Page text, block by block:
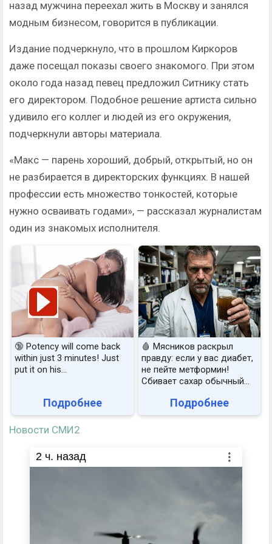
назад мужчина переехал жить в Москву и занялся
модным бизнесом, говорится в публикации.
Издание подчеркнуло, что в прошлом Киркоров
даже посещал показы своего знакомого. При этом
около года назад певец предложил Ситнику стать
его директором. Подобное решение артиста сильно
удивило его коллег и людей из его окружения,
подчеркнули авторы материала.
«Макс — парень хороший, добрый, открытый, но он
не разбирается в директорских функциях. В нашей
профессии есть множество тонкостей, которые
нужно осваивать годами», — рассказал журналистам
один из знакомых исполнителя.
🔞 Potency will come back
within just 3 minutes! Just
put it on his…
Подробнее
🩸 Мясников раскрыл
правду: если у вас диабет,
не пейте метформин!
Сбивает сахар обычный...
Подробнее
Новости СМИ2
2 ч. назад